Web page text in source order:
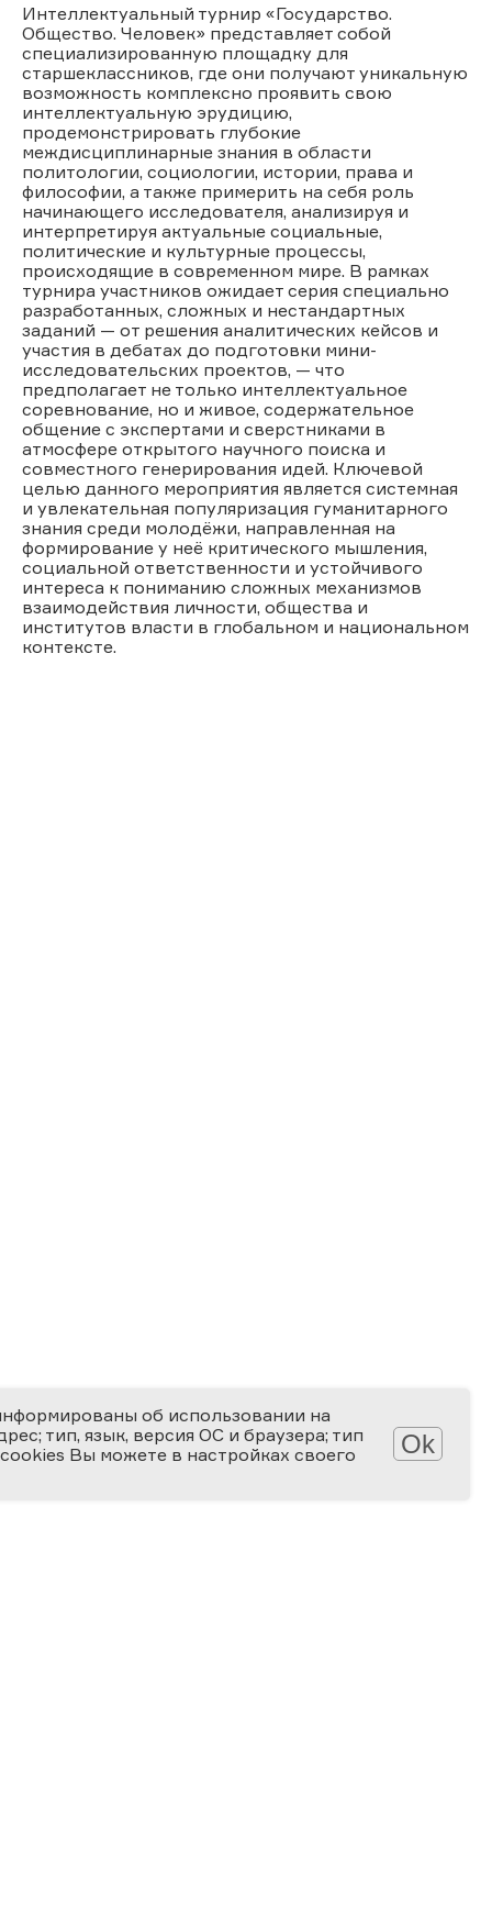
Интеллектуальный турнир «Государство.
Общество. Человек» представляет собой
специализированную площадку для
старшеклассников, где они получают уникальную
возможность комплексно проявить свою
интеллектуальную эрудицию,
продемонстрировать глубокие
междисциплинарные знания в области
политологии, социологии, истории, права и
философии, а также примерить на себя роль
начинающего исследователя, анализируя и
интерпретируя актуальные социальные,
политические и культурные процессы,
происходящие в современном мире. В рамках
турнира участников ожидает серия специально
разработанных, сложных и нестандартных
заданий — от решения аналитических кейсов и
участия в дебатах до подготовки мини-
исследовательских проектов, — что
предполагает не только интеллектуальное
соревнование, но и живое, содержательное
общение с экспертами и сверстниками в
атмосфере открытого научного поиска и
совместного генерирования идей. Ключевой
целью данного мероприятия является системная
и увлекательная популяризация гуманитарного
знания среди молодёжи, направленная на
формирование у неё критического мышления,
социальной ответственности и устойчивого
интереса к пониманию сложных механизмов
взаимодействия личности, общества и
институтов власти в глобальном и национальном
контексте.
об использовании на
тип, язык, версия ОС и браузера; тип
Вы можете в настройках своего
Ok